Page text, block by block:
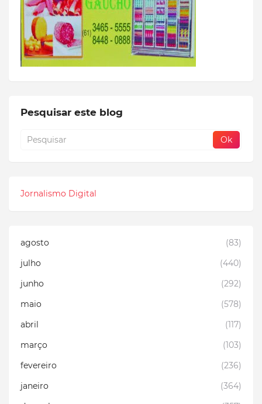
Pesquisar este blog
Jornalismo Digital
agosto
(83)
julho
(440)
junho
(292)
maio
(578)
abril
(117)
março
(103)
fevereiro
(236)
janeiro
(364)